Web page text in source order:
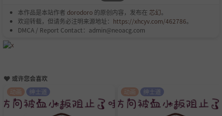
本作品是本站作者 dorodoro 的原创内容，发布在 芯幻。
欢迎转载，但请务必注明来源地址： https://xhcyv.com/462786。
DMCA / Report Contact：admin@neoacg.com
或许您会喜欢
动画 绅士道 动画 绅士道